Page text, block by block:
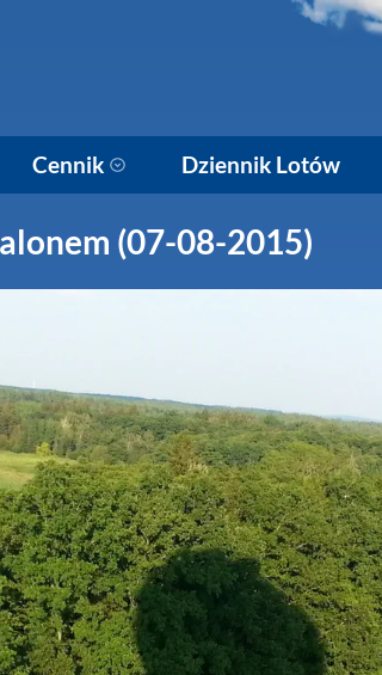
Cennik Dziennik Lotów
(07-08-2015)